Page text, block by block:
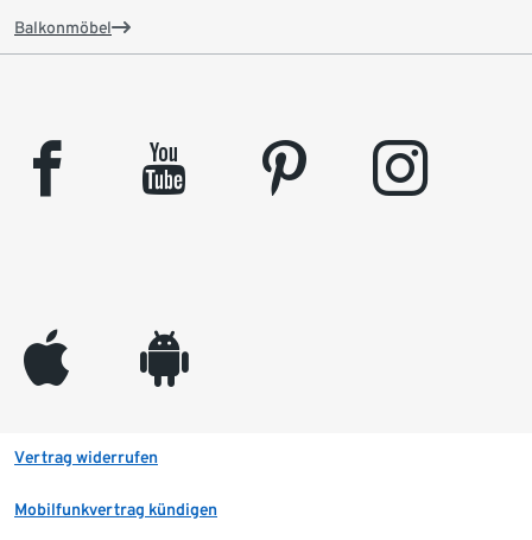
Balkonmöbel
facebook youtube pinterest instagram
appleinc android
Vertrag widerrufen
Mobilfunkvertrag kündigen